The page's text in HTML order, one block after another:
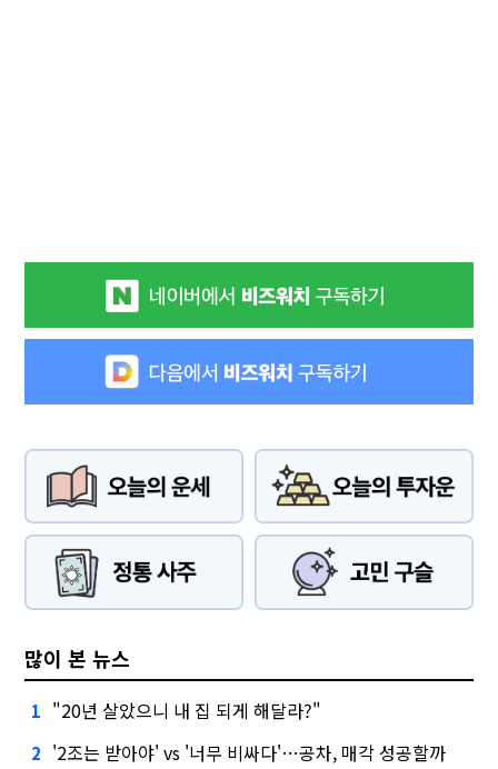
많이 본 뉴스
1 "20년 살았으니 내 집 되게 해달라?"
2 '2조는 받아야' vs '너무 비싸다'…공차, 매각 성공할까